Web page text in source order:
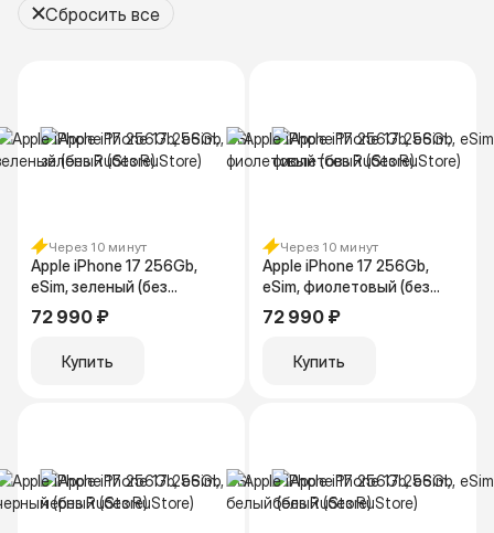
Сбросить все
Через 10 минут
Apple iPhone 17 256Gb,
eSim, зеленый (без
RuStore)
72 990 ₽
Купить
Через 10 минут
Apple iPhone 17 256Gb,
eSim, фиолетовый (без
RuStore)
72 990 ₽
Купить